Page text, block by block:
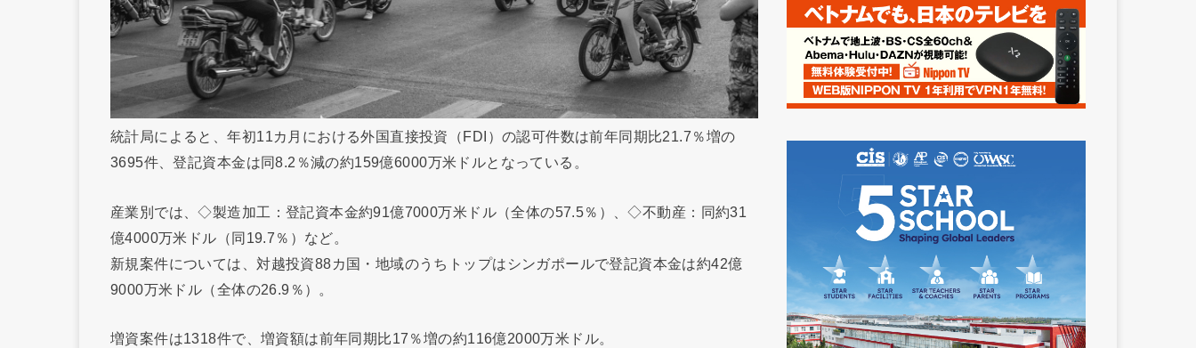
統計局によると、年初11カ月における外国直接投資（FDI）の認可件数は前年同期比21.7％増の
3695件、登記資本金は同8.2％減の約159億6000万米ドルとなっている。
産業別では、◇製造加工：登記資本金約91億7000万米ドル（全体の57.5％）、◇不動産：同約31
億4000万米ドル（同19.7％）など。
新規案件については、対越投資88カ国・地域のうちトップはシンガポールで登記資本金は約42億
9000万米ドル（全体の26.9％）。
増資案件は1318件で、増資額は前年同期比17％増の約116億2000万米ドル。